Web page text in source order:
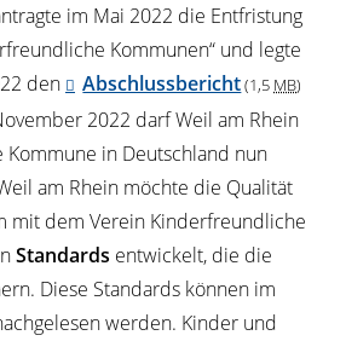
im Mai 2022 die Entfristung
Kommunen“ und legte
den
Abschlussbericht(1,5 MB)
2022 darf Weil am Rhein
Kommune in Deutschland nun
am Rhein möchte die Qualität
mit dem Verein Kinderfreundliche
Standards entwickelt, die die
Diese Standards können im
werden. Kinder und